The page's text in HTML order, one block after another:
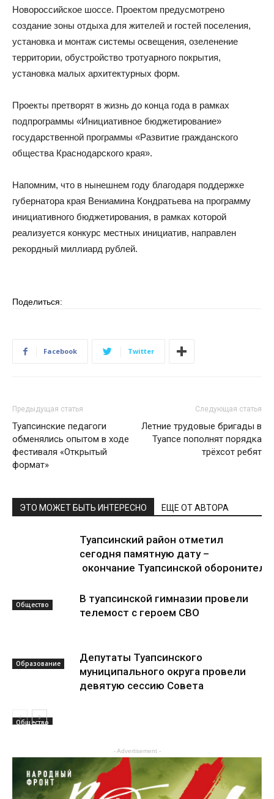
Новороссийское шоссе. Проектом предусмотрено
создание зоны отдыха для жителей и гостей поселения,
установка и монтаж системы освещения, озеленение
территории, обустройство тротуарного покрытия,
установка малых архитектурных форм.
Проекты претворят в жизнь до конца года в рамках
подпрограммы «Инициативное бюджетирование»
государственной программы «Развитие гражданского
общества Краснодарского края».
Напомним, что в нынешнем году благодаря поддержке
губернатора края Вениамина Кондратьева на программу
инициативного бюджетирования, в рамках которой
реализуется конкурс местных инициатив, направлен
рекордный миллиард рублей.
Поделиться:
Facebook Twitter
Предыдущая статья
Туапсинские педагоги
обменялись опытом в ходе
фестиваля «Открытый
формат»
Следующая статья
Летние трудовые бригады в
Туапсе пополнят порядка
трёхсот ребят
ЭТО МОЖЕТ БЫТЬ ИНТЕРЕСНО ЕЩЕ ОТ АВТОРА
Общество
Туапсинский район отметил
сегодня памятную дату –
окончание Туапсинской
Образование
В туапсинской гимназии провели
телемост с героем СВО
Общество
Депутаты Туапсинского
муниципального округа провели
девятую сессию Совета
- Advertisement -